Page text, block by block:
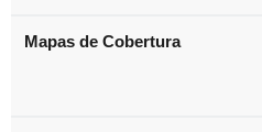
Mapas de Cobertura